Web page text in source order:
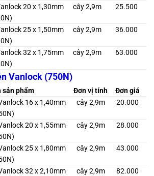
20 x 1,30mm
cây 2,9m 25.500
25 x 1,50mm
cây 2,9m 36.000
32 x 1,75mm
cây 2,9m 63.000
Vanlock (750N)
sản phẩm Đơn vị tính
Đơn giá
16 x 1,40mm
cây 2,9m 20.000
20 x 1,55mm
cây 2,9m 28.000
25 x 1,80mm
cây 2,9m 43.000
32 x 2,10mm
cây 2,9m 82.000